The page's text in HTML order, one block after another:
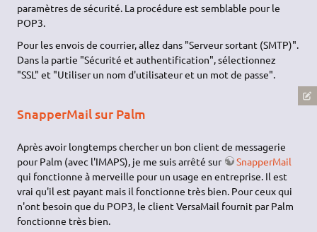
paramètres de sécurité. La procédure est semblable pour le
POP3.
Pour les envois de courrier, allez dans "Serveur sortant (SMTP)".
Dans la partie "Sécurité et authentification", sélectionnez
"SSL" et "Utiliser un nom d'utilisateur et un mot de passe".
SnapperMail sur Palm
Après avoir longtemps chercher un bon client de messagerie
pour Palm (avec l'IMAPS), je me suis arrêté sur
SnapperMail
qui fonctionne à merveille pour un usage en entreprise. Il est
vrai qu'il est payant mais il fonctionne très bien. Pour ceux qui
n'ont besoin que du POP3, le client VersaMail fournit par Palm
fonctionne très bien.